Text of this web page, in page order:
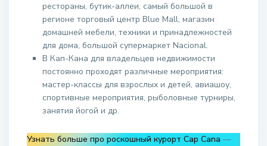
рестораны, бутик-аллеи, самый большой в
регионе торговый центр Blue Mall, магазин
домашней мебели, техники и принадлежностей
для дома, большой супермаркет Nacional.
В Кап-Кана для владельцев недвижимости
постоянно проходят различные мероприятия:
мастер-классы для взрослых и детей, авиашоу,
спортивные мероприятия, рыболовные турниры,
занятия йогой и др.
Узнать больше про роскошный курорт Cap Cana —